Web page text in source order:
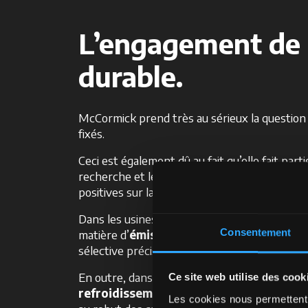
Consentement
Ce site web utilise des
Les cookies nous
L’engagement
durable.
McCormick prend très au sérieux la
fixés.
Ceci est également dû au fait qu’elle fait
recherche et le développement de produits
positives sur la vie des gens.
Dans les usines de production, par
matière d’émissions réduction de
sélective précise, tandis que 44 % sont
En outre, dans le cadre des usinages
refroidissement
, qui permet